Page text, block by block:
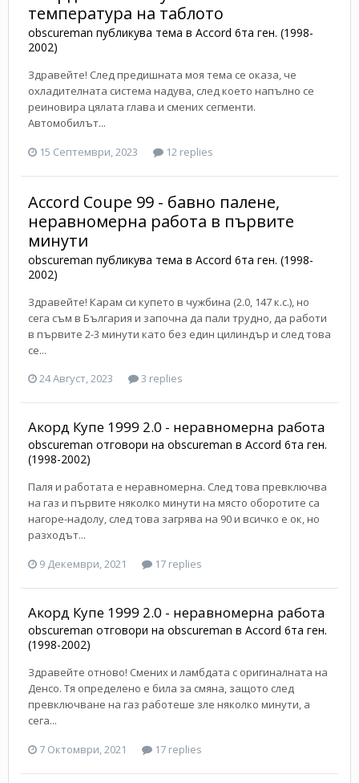
температура на таблото
obscureman публикува тема в Accord 6та ген. (1998-
2002)
Здравейте! След предишната моя тема се оказа, че
охладителната система надува, след което напълно се
реиновира цялата глава и смених сегменти.
Автомобилът...
15 Септември, 2023
12 replies
Accord Coupe 99 - бавно палене,
неравномерна работа в първите
минути
obscureman публикува тема в Accord 6та ген. (1998-
2002)
Здравейте! Карам си купето в чужбина (2.0, 147 к.с.), но
сега съм в България и започна да пали трудно, да работи
в първите 2-3 минути като без един цилиндър и след това
се...
24 Август, 2023
3 replies
Акорд Купе 1999 2.0 - неравномерна работа
obscureman отговори на obscureman в Accord 6та ген.
(1998-2002)
Паля и работата е неравномерна. След това превключва
на газ и първите няколко минути на място оборотите са
нагоре-надолу, след това загрява на 90 и всичко е ок, но
разходът...
9 Декември, 2021
17 replies
Акорд Купе 1999 2.0 - неравномерна работа
obscureman отговори на obscureman в Accord 6та ген.
(1998-2002)
Здравейте отново! Смених и ламбдата с оригиналната на
Денсо. Тя определено е била за смяна, защото след
превключване на газ работеше зле няколко минути, а
сега...
7 Октомври, 2021
17 replies